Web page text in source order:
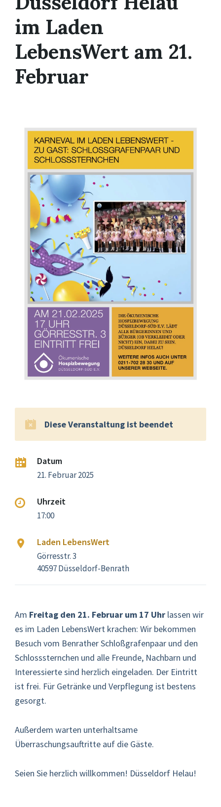
im Laden
LebensWert am 21.
Februar
Diese Veranstaltung ist beendet
Datum
21. Februar 2025
Uhrzeit
17:00
Laden LebensWert
Görresstr. 3
40597 Düsseldorf-Benrath
Am Freitag den 21. Februar um 17 Uhr lassen wir
es im Laden LebensWert krachen: Wir bekommen
Besuch vom Benrather Schloßgrafenpaar und den
Schlosssternchen und alle Freunde, Nachbarn und
Interessierte sind herzlich eingeladen. Der Eintritt
ist frei. Für Getränke und Verpflegung ist bestens
gesorgt.
Außerdem warten unterhaltsame
Überraschungsauftritte auf die Gäste.
Seien Sie herzlich willkommen! Düsseldorf Helau!